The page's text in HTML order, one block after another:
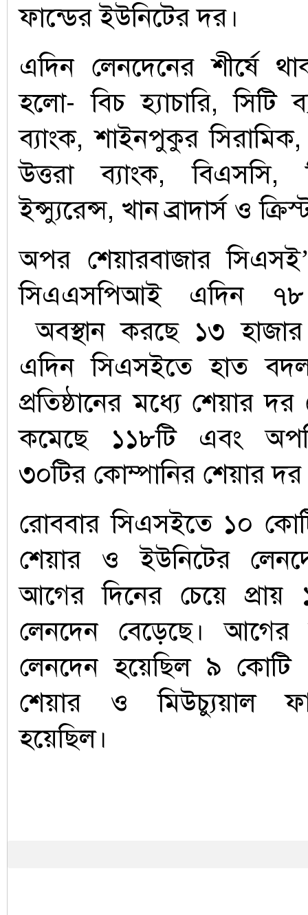
ফান্ডের ইউনিটের দর।
এদিন লেনদেনের শীর্ষে
হলো- বিচ হ্যাচারি, সিটি
ব্যাংক, শাইনপুকুর
উত্তরা ব্যাংক, বিএসসি,
ইন্স্যুরেন্স, খান ব্রাদার্স ও
অপর শেয়ারবাজার
সিএএসপিআই এদিন
অবস্থান করছে ১৩
এদিন সিএসইতে হাত
প্রতিষ্ঠানের মধ্যে শেয়ার
কমেছে ১১৮টি এবং
৩০টির কোম্পানির শেয়ার
রোববার সিএসইতে ১০
শেয়ার ও ইউনিটের
আগের দিনের চেয়ে প্রায়
লেনদেন বেড়েছে। আগের
লেনদেন হয়েছিল ৯ কোটি
শেয়ার ও মিউচ্যুয়াল
হয়েছিল।